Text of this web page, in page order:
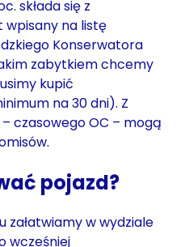
składa się z
wpisany na listę
Konserwatora
zabytkiem chcemy
kupić
na 30 dni). Z
czasowego OC – mogą
pojazd?
załatwiamy w wydziale
wcześniej